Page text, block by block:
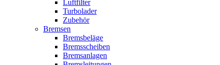
Luftfilter
Turbolader
Zubehör
Bremsen
Bremsbeläge
Bremsscheiben
Bremsanlagen